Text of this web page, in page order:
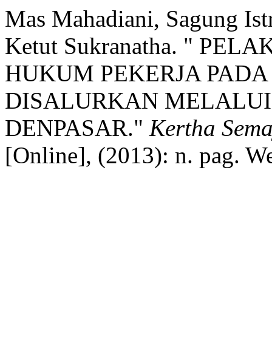
Mas Mahadiani, Sagung
Ketut Sukranatha. "
HUKUM PEKERJA
DISALURKAN MELALUI
DENPASAR." Kertha
[Online], (2013): n. pag.